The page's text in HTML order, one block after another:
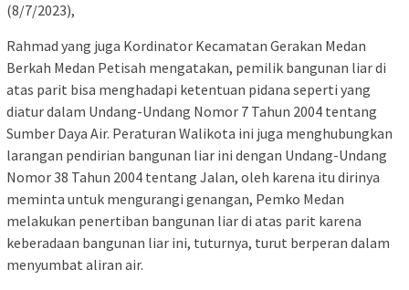
(8/7/2023),
Rahmad yang juga Kordinator Kecamatan Gerakan Medan
Berkah Medan Petisah mengatakan, pemilik bangunan liar di
atas parit bisa menghadapi ketentuan pidana seperti yang
diatur dalam Undang-Undang Nomor 7 Tahun 2004 tentang
Sumber Daya Air. Peraturan Walikota ini juga menghubungkan
larangan pendirian bangunan liar ini dengan Undang-Undang
Nomor 38 Tahun 2004 tentang Jalan, oleh karena itu dirinya
meminta untuk mengurangi genangan, Pemko Medan
melakukan penertiban bangunan liar di atas parit karena
keberadaan bangunan liar ini, tuturnya, turut berperan dalam
menyumbat aliran air.